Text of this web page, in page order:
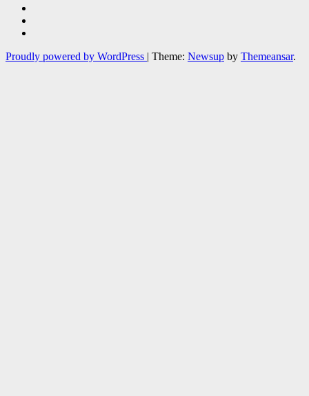
Proudly powered by WordPress | Theme: Newsup by Themeansar.